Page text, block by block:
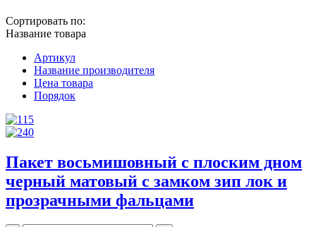
Сортировать по:
Название товара
Артикул
Название производителя
Цена товара
Порядок
Пакет восьмишовный с плоским дном
черный матовый с замком зип лок и
прозрачными фальцами